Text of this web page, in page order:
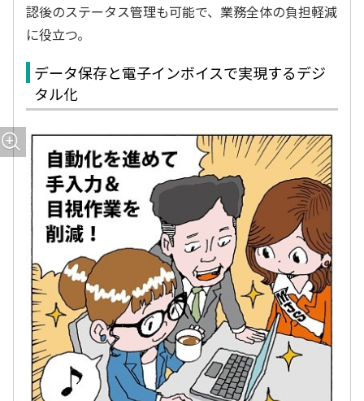
認後のステータス管理も可能で、業務全体の負担軽減
に役立つ。
データ保存と電子インボイスで実現するデジ
タル化